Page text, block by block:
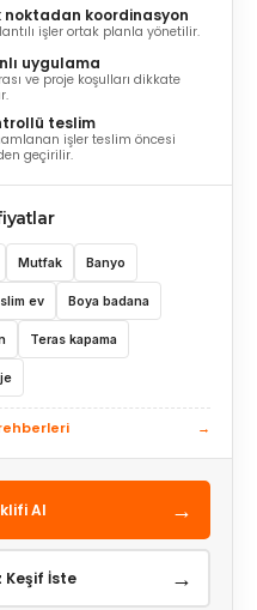
noktadan koordinasyon
işler ortak planla yönetilir.
uygulama
ve proje koşulları dikkate
teslim
işler teslim öncesi
geçirilir.
Mutfak Banyo
ev Boya badana
Teras kapama
→
Al →
Keşif İste →